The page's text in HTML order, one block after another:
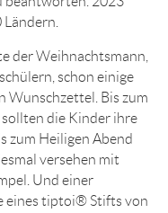
der Weihnachtsmann,
schon einige
Wunschzettel. Bis zum
die Kinder ihre
zum Heiligen Abend
versehen mit
Und einer
eines tiptoi® Stifts von